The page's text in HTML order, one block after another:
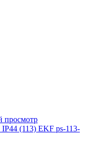
просмотр
(113) EKF ps-113-